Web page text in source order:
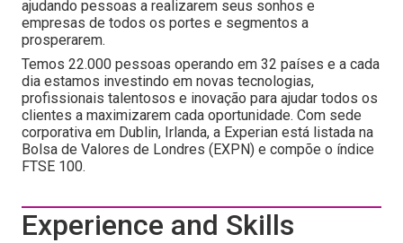
ajudando pessoas a realizarem seus sonhos e
empresas de todos os portes e segmentos a
prosperarem.
Temos 22.000 pessoas operando em 32 países e a cada
dia estamos investindo em novas tecnologias,
profissionais talentosos e inovação para ajudar todos os
clientes a maximizarem cada oportunidade. Com sede
corporativa em Dublin, Irlanda, a Experian está listada na
Bolsa de Valores de Londres (EXPN) e compõe o índice
FTSE 100.
Experience and Skills